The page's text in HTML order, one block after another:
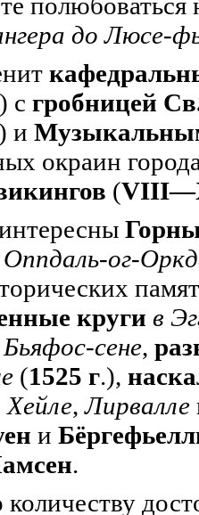
до Люсе-
) с гробницей
и
окраин
(
Оппдаль-ог-
круги в
Бьяфос-сене,
(1525 г.),
Хейле,Лирвалле
и
.
количеству